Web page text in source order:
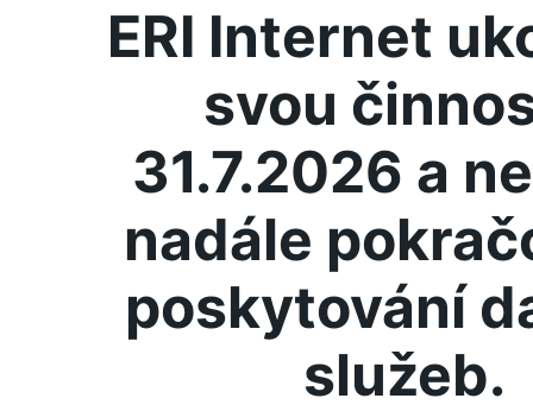
ERI Internet
svou
31.7.2026 a
nadále
poskytování
služeb.